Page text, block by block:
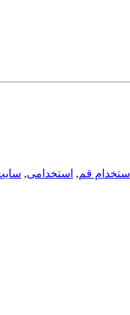
استخدام قم, استخدامی,